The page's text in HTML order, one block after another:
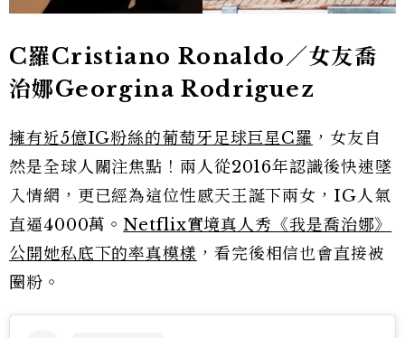
C羅Cristiano Ronaldo／女友喬
治娜Georgina Rodriguez
擁有近5億IG粉絲的葡萄牙足球巨星C羅 ，女友自
然是全球人關注焦點！兩人從2016年認識後快速墜
入情網，更已經為這位性感天王誕下兩女，IG人氣
直逼4000萬。Netflix實境真人秀《我是喬治娜》
公開她私底下的率真模樣 ，看完後相信也會直接被
圈粉。